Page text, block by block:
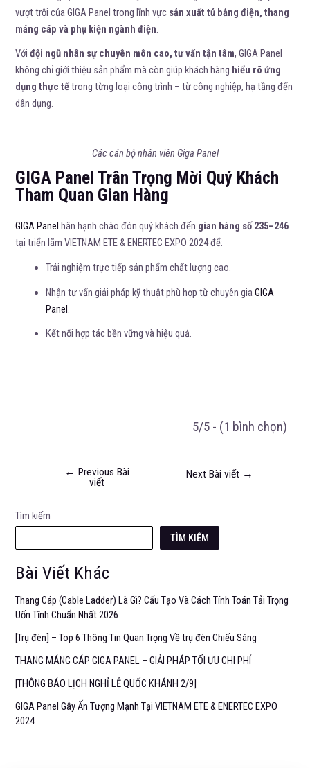
vượt trội của GIGA Panel trong lĩnh vực sản xuất tủ bảng điện, thang
máng cáp và phụ kiện ngành điện.
Vớiđội ngũ nhân sự chuyên môn cao, tư vấn tận tâm, GIGA Panel
không chỉ giới thiệu sản phẩm mà còn giúp khách hàng hiểu rõ ứng
dụng thực tếtrong từng loại công trình – từ công nghiệp, hạ tầng đến
dân dụng.
Các cán bộ nhân viên Giga Panel
GIGA Panel Trân Trọng Mời Quý Khách
Tham Quan Gian Hàng
GIGA Panel hân hạnh chào đón quý khách đến gian hàng số 235–246
tại triển lãm VIETNAM ETE & ENERTEC EXPO 2024 để:
Trải nghiệm trực tiếp sản phẩm chất lượng cao.
Nhận tư vấn giải pháp kỹ thuật phù hợp từ chuyên giaGIGA
Panel.
Kết nối hợp tác bền vững và hiệu quả.
5/5 - (1 bình chọn)
← Previous Bài
viết
Next Bài viết →
Tìm kiếm
TÌM KIẾM
Bài Viết Khác
Thang Cáp (Cable Ladder) Là Gì? Cấu Tạo Và Cách Tính Toán Tải Trọng
Uốn Tĩnh Chuẩn Nhất 2026
[Trụ đèn] – Top 6 Thông Tin Quan Trọng Về trụ đèn Chiếu Sáng
THANG MÁNG CÁP GIGA PANEL – GIẢI PHÁP TỐI ƯU CHI PHÍ
[THÔNG BÁO LỊCH NGHỈ LỄ QUỐC KHÁNH 2/9]
GIGA Panel Gây Ấn Tượng Mạnh Tại VIETNAM ETE & ENERTEC EXPO
2024